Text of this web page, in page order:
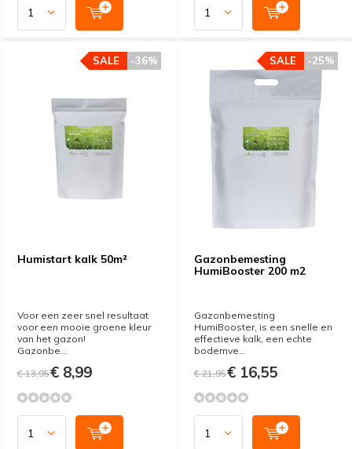
Humistart kalk 50m²
-36%
SALE
Voor een zeer snel resultaat
voor een mooie groene kleur
van het gazon!
Gazonbe...
€ 13,95€ 8,99
Gazonbemesting
HumiBooster 200 m2
-25%
SALE
Gazonbemesting
HumiBooster, is een snelle en
effectieve kalk, een echte
bodemve...
€ 21,95€ 16,55